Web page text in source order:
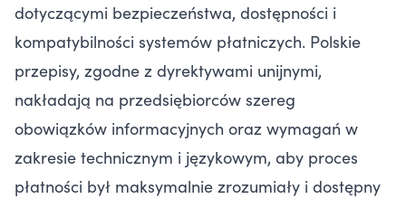
dotyczącymi bezpieczeństwa, dostępności i
kompatybilności systemów płatniczych. Polskie
przepisy, zgodne z dyrektywami unijnymi,
nakładają na przedsiębiorców szereg
obowiązków informacyjnych oraz wymagań w
zakresie technicznym i językowym, aby proces
płatności był maksymalnie zrozumiały i dostępny